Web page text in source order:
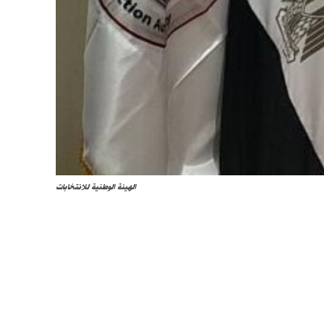
الهيئة الوطنية للانتخابات